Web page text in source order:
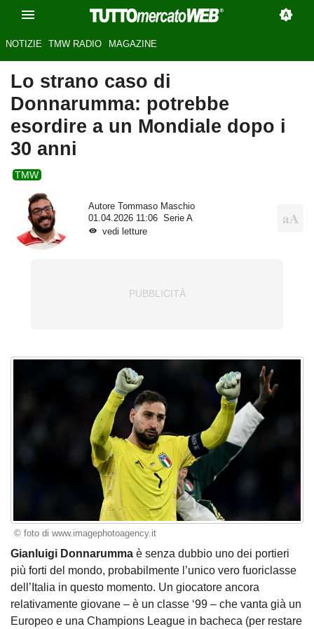
NOTIZIE TMW RADIO MAGAZINE
Lo strano caso di
Donnarumma: potrebbe
esordire a un Mondiale dopo i
30 anni
TMW
Autore
Tommaso Maschio
01.04.2026 11:06
Serie A
vedi letture
© foto di www.imagephotoagency.it
Gianluigi Donnarumma è senza dubbio uno dei portieri
più forti del mondo, probabilmente l’unico vero fuoriclasse
dell’Italia in questo momento. Un giocatore ancora
relativamente giovane – è un classe ‘99 – che vanta già un
Europeo e una Champions League in bacheca (per restare